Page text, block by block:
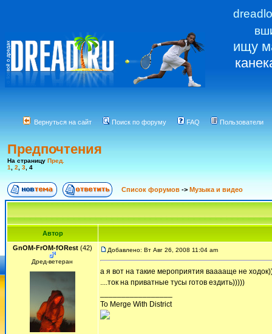
ищу
Вернуться на сайт Поиск по форуму FAQ Пользователи
Предпочтения
На страницу Пред.
1
2 3 4
Список форумов -> Музыка и видео
Автор
GnOM-FrOM-fORest(42)
Дред-ветеран
Добавлено: Вт Авг 26, 2008 11:04 am
а я вот на такие мероприятия вааааще не
....ток на приватные тусы готов ездить)))))
To Merge With District